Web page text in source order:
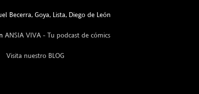
Becerra, Goya, Lista, Diego de León
ANSIA VIVA - Tu podcast de cómics
Visita nuestro BLOG